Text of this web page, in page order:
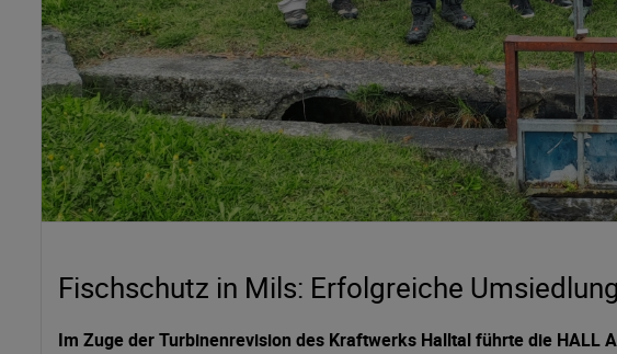
Fischschutz in Mils: Erfolgreiche
Im Zuge der Turbinenrevision des Kraftwerks Halltal führte die HALL